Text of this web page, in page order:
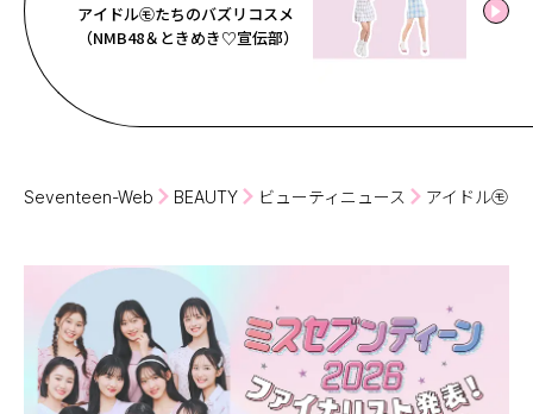
アイドル㋲たちのバズリコスメ
（NMB48＆ときめき♡宣伝部）
Seventeen-Web BEAUTY ビューティニュース アイドル㋲の